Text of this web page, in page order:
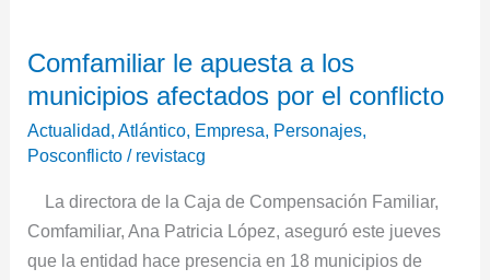
Comfamiliar le apuesta a los
municipios afectados por el conflicto
Actualidad,Atlántico, Empresa, Personajes,
Posconflicto / revistacg
La directora de la Caja de Compensación Familiar,
Comfamiliar, Ana Patricia López, aseguró este jueves
que la entidad hace presencia en 18 municipios de
le
apuesta
a
los
afectados
por
el